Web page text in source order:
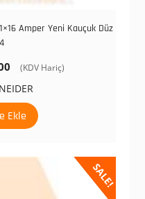
Amper Yeni Kauçuk Düz
Şu
fiyat:
₺ 250,00.
(KDV Hariç)
Ekle
SALE!